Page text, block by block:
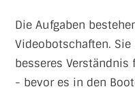
Die Aufgaben
Videobotschaften.
besseres
- bevor es in den